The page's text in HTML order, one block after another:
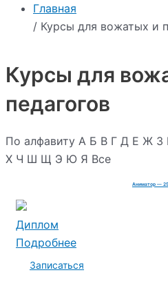
Главная
/ Курсы для вожатых и
Курсы для
педагогов
По алфавиту А Б В Г Д Е Ж З
Х Ч Ш Щ Э Ю Я Все
Аниматор —
Диплом
Подробнее
Записаться